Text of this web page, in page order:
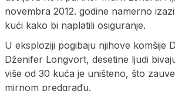
novembra 2012. godine namerno
kući kako bi naplatili osiguranje.
U eksploziji pogibaju njihove komšije
Dženifer Longvort, desetine ljudi
više od 30 kuća je uništeno, što
mirnom predgrađu.